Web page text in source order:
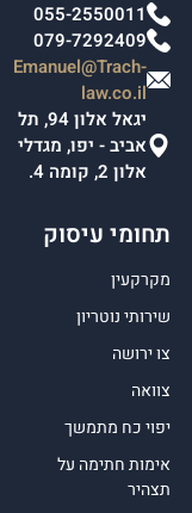
055-2550011
079-7292409
Emanuel@Trach-
law.co.il
יגאל אלון 94, תל
אביב - יפו, מגדלי
אלון 2, קומה 4.
תחומי עיסוק
מקרקעין
שירותי נוטריון
צו ירושה
צוואה
יפוי כח מתמשך
אימות חתימה על
תצהיר